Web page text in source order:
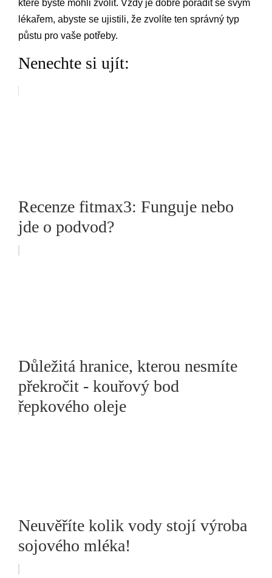
které byste mohli zvolit. Vždy je dobré poradit se svým
lékařem, abyste se ujistili, že zvolíte ten správný typ
půstu pro vaše potřeby.
Nenechte si ujít:
Recenze fitmax3: Funguje nebo
jde o podvod?
Důležitá hranice, kterou nesmíte
překročit - kouřový bod
řepkového oleje
Neuvěříte kolik vody stojí výroba
sojového mléka!